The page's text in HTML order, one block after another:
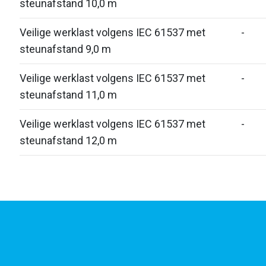
steunafstand 10,0 m
Veilige werklast volgens IEC 61537 met
steunafstand 9,0 m
-
Veilige werklast volgens IEC 61537 met
steunafstand 11,0 m
-
Veilige werklast volgens IEC 61537 met
steunafstand 12,0 m
-